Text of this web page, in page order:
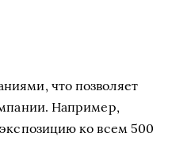
что позволяет
Например,
ко всем 500